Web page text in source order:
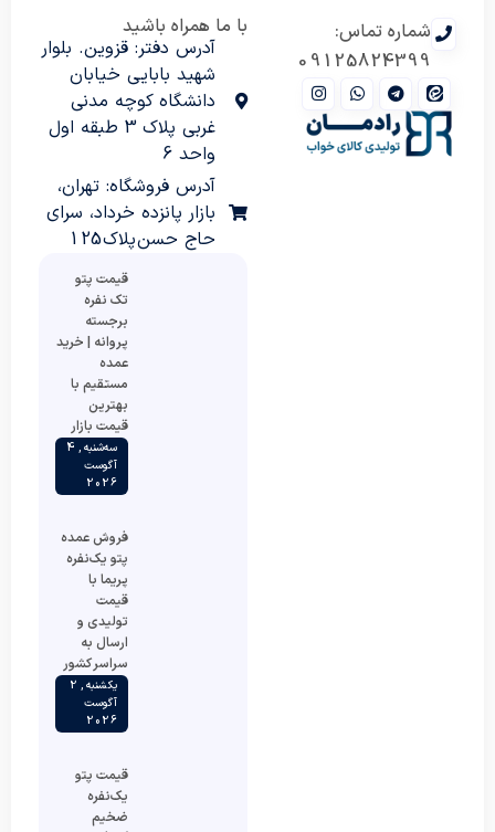
شماره تماس:
09125824399
با ما همراه باشید
آدرس دفتر: قزوین. بلوار
شهید بابایی خیابان
دانشگاه کوچه مدنی
غربی پلاک 3 طبقه اول
واحد 6
آدرس فروشگاه: تهران،
بازار پانزده خرداد، سرای
حاج حسن پلاک 125
قیمت پتو
تک نفره
برجسته
پروانه | خرید
عمده
مستقیم با
بهترین
قیمت بازار
سه‌شنبه , 4
آگوست
2026
فروش عمده
پتو یک‌نفره
پریما با
قیمت
تولیدی و
ارسال به
سراسر کشور
یکشنبه , 2
آگوست
2026
قیمت پتو
یک‌نفره
ضخیم